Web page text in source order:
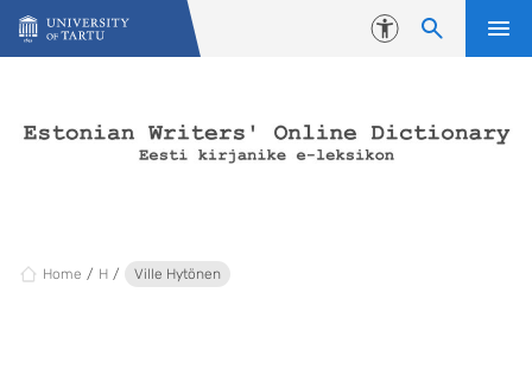
Skip to content
Accessibility
Home H Ville Hytönen